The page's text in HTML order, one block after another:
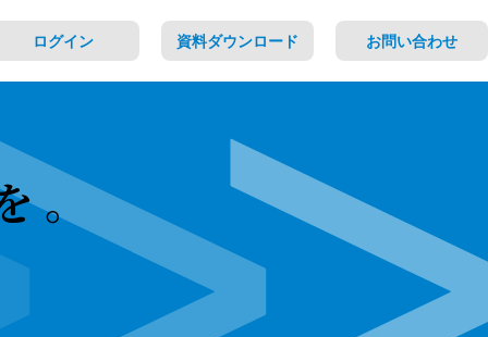
ログイン 資料ダウンロード お問い合わせ
。